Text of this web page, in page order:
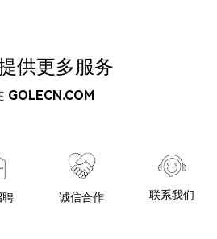
供更多服务
GOLECN.COM
聘 诚信合作 联系我们